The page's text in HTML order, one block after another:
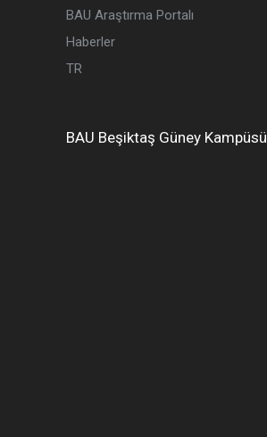
BAU Araştırma Portalı
Haberler
TR
BAU Beşiktaş Güney Kampüsü